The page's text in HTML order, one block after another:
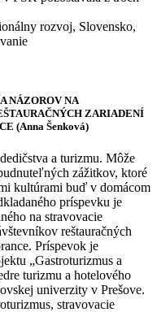
rozvoj, Slovensko,
NÁZOROV NA
ZARIADENÍ
(Anna Šenková)
a turizmu. Môže
zážitkov, ktoré
kultúrami buď v domácom
príspevku je
na stravovacie
reštauračných
Príspevok je
„Gastroturizmus a
turizmu a hotelového
univerzity v Prešove.
stravovacie